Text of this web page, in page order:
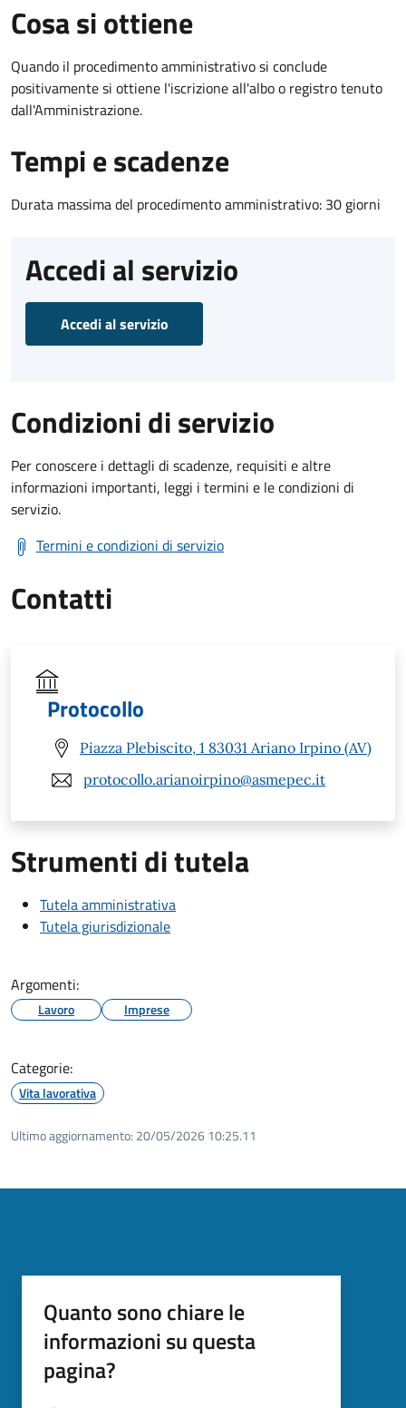
Cosa si ottiene
Quando il procedimento amministrativo si conclude
positivamente si ottiene l'iscrizione all'albo o registro tenuto
dall'Amministrazione.
Tempi e scadenze
Durata massima del procedimento amministrativo: 30 giorni
Accedi al servizio
Accedi al servizio
Condizioni di servizio
Per conoscere i dettagli di scadenze, requisiti e altre
informazioni importanti, leggi i termini e le condizioni di
servizio.
Termini e condizioni di servizio
Contatti
Protocollo
Piazza Plebiscito, 1 83031 Ariano Irpino (AV)
protocollo.arianoirpino@asmepec.it
Strumenti di tutela
Tutela amministrativa
Tutela giurisdizionale
Argomenti:
Lavoro Imprese
Categorie:
Vita lavorativa
Ultimo aggiornamento: 20/05/2026 10:25.11
Quanto sono chiare le
informazioni su questa
pagina?